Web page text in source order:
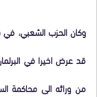
وكان الحزب الشعبي، في
قد عرض اخيرا في
من ورائه الى محاكمة